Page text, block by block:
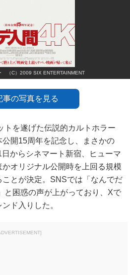
（C）2009 SIX ENTERTAINMENT
事の写真を見る
を遂げた伝説的カルトホラー
公開15周年を記念し、まさかの
からシネマート新宿、ヒューマ
オリジナル公開時を上回る規模
とが決定。SNSでは「なんでだ
と困惑の声が上がっており、Xで
ド入りした。